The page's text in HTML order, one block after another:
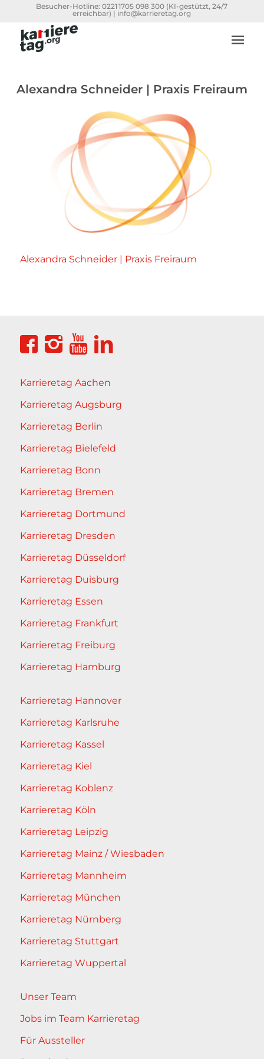
Besucher-Hotline:0221 1705 098 300 (KI-gestützt, 24/7
erreichbar) | info@karrieretag.org
Alexandra Schneider | Praxis Freiraum
Alexandra Schneider | Praxis Freiraum
Karrieretag Aachen
Karrieretag Augsburg
Karrieretag Berlin
Karrieretag Bielefeld
Karrieretag Bonn
Karrieretag Bremen
Karrieretag Dortmund
Karrieretag Dresden
Karrieretag Düsseldorf
Karrieretag Duisburg
Karrieretag Essen
Karrieretag Frankfurt
Karrieretag Freiburg
Karrieretag Hamburg
Karrieretag Hannover
Karrieretag Karlsruhe
Karrieretag Kassel
Karrieretag Kiel
Karrieretag Koblenz
Karrieretag Köln
Karrieretag Leipzig
Karrieretag Mainz / Wiesbaden
Karrieretag Mannheim
Karrieretag München
Karrieretag Nürnberg
Karrieretag Stuttgart
Karrieretag Wuppertal
Unser Team
Jobs im Team Karrieretag
Für Aussteller